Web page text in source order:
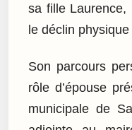
sa fille Laurence,
le déclin
Son parcours
rôle d’épouse
municipale de